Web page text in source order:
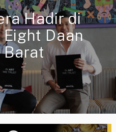
Hadir di
Daan
Barat